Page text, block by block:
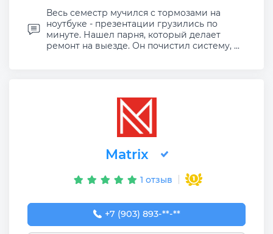
Весь семестр мучился с тормозами на
ноутбуке - презентации грузились по
минуте. Нашел парня, который делает
ремонт на выезде. Он почистил систему, ...
Matrix
1 отзыв
+7 (903) 893-87-88
+7 (903) 893-**-**